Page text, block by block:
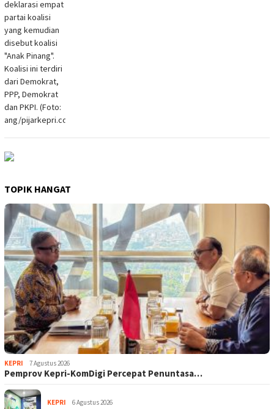
TOPIK HANGAT
KEPRI 7 Agustus 2026
Pemprov Kepri-KomDigi Percepat Penuntasa…
KEPRI 6 Agustus 2026